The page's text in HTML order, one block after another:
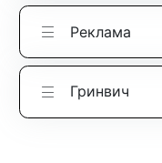
Реклама
Гринвич